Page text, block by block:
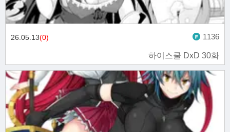
하이스쿨 DxD 30화
26.05.13(0) 1136